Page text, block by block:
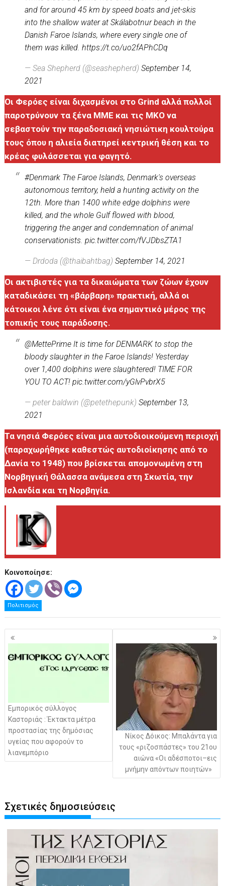
and for around 45 km by speed boats and jet-skis
into the shallow water at Skálabotnur beach in the
Danish Faroe Islands, where every single one of
them was killed.https://t.co/uo2fAPhCDq
— Sea Shepherd (@seashepherd)September 14,
2021
Οι Φερόες είναι διχασμένοι στο Grind αλλά πολλοί
παροτρύνουν τα ξένα ΜΜΕ και τις ΜΚΟ να
σεβαστούν την παραδοσιακή νησιώτικη κουλτούρα
τους όπου η αλιεία διατηρεί κεντρική θέση και το
κρέας φυλάσσεται για φαγητό.
#Denmark The Faroe Islands, Denmark's overseas
autonomous territory, held a hunting activity on the
12th. More than 1400 white edge dolphins were
killed, and the whole Gulf flowed with blood,
triggering the anger and condemnation of animal
conservationists.pic.twitter.com/fVJDbsZTA1
— Drdoda (@thaibahtbag)September 14, 2021
Οι ακτιβιστές για τα δικαιώματα των ζώων έχουν
καταδικάσει τη «βάρβαρη» πρακτική, αλλά οι
κάτοικοι λένε ότι είναι ένα σημαντικό μέρος της
τοπικής τους παράδοσης.
@MettePrime It is time for DENMARK to stop the
bloody slaughter in the Faroe Islands! Yesterday
over 1,400 dolphins were slaughtered! TIME FOR
YOU TO ACT!pic.twitter.com/yGlvPvbrX5
— peter baldwin (@petethepunk)September 13,
2021
Τα νησιά Φερόες είναι μια αυτοδιοικούμενη περιοχή
(παραχωρήθηκε καθεστώς αυτοδιοίκησης από το
Δανία το 1948) που βρίσκεται απομονωμένη στη
Νορβηγική Θάλασσα ανάμεσα στη Σκωτία, την
Ισλανδία και τη Νορβηγία.
.
Κοινοποίησε:
Πολιτισμός
Πλοήγηση
άρθρων
Εμπορικός σύλλογος
Καστοριάς : Έκτακτα μέτρα
προστασίας της δημόσιας
υγείας που αφορούν το
λιανεμπόριο
Νίκος Δόικος: Μπαλάντα για
τους «ριζοσπάστες» του 21ου
αιώνα «Οι αδέσποτοι–εις
μνήμην απόντων ποιητών»
Σχετικές δημοσιεύσεις